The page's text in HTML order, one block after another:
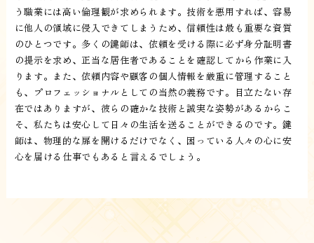
う職業には高い倫理観が求められます。技術を悪用すれば、容易
に他人の領域に侵入できてしまうため、信頼性は最も重要な資質
のひとつです。多くの鍵師は、依頼を受ける際に必ず身分証明書
の提示を求め、正当な居住者であることを確認してから作業に入
ります。また、依頼内容や顧客の個人情報を厳重に管理すること
も、プロフェッショナルとしての当然の義務です。目立たない存
在ではありますが、彼らの確かな技術と誠実な姿勢があるからこ
そ、私たちは安心して日々の生活を送ることができるのです。鍵
師は、物理的な扉を開けるだけでなく、困っている人々の心に安
心を届ける仕事でもあると言えるでしょう。